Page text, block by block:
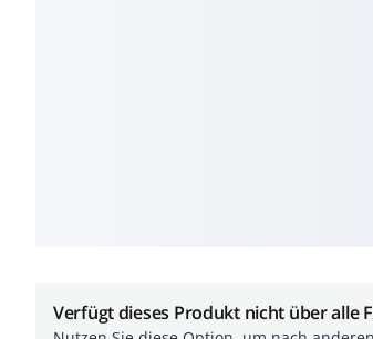
Verfügt dieses Produkt nicht über alle